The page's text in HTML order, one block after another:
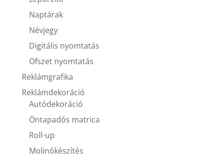
Naptárak
Névjegy
Digitális nyomtatás
Ofszet nyomtatás
Reklámgrafika
Reklámdekoráció
Autódekoráció
Öntapadós matrica
Roll-up
Molinókészítés